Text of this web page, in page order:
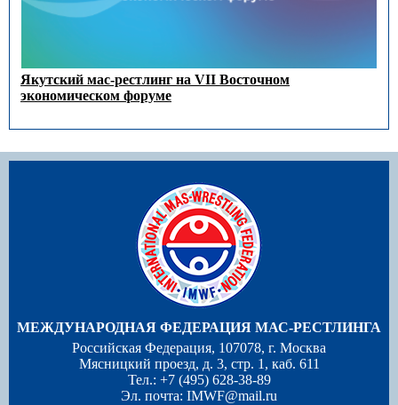
Якутский мас-рестлинг на VII Восточном
экономическом форуме
МЕЖДУНАРОДНАЯ ФЕДЕРАЦИЯ МАС-РЕСТЛИНГА
Российская Федерация, 107078, г. Москва
Мясницкий проезд, д. 3, стр. 1, каб. 611
Тел.: +7 (495) 628-38-89
Эл. почта: IMWF@mail.ru